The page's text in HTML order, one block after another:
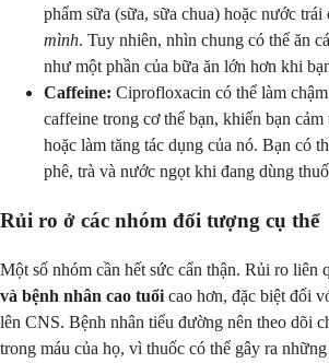
phẩm sữa (sữa, sữa chua) hoặc nước trái
mình. Tuy nhiên, nhìn chung có thể ăn
như một phần của bữa ăn lớn hơn khi
Caffeine: Ciprofloxacin có thể làm
caffeine trong cơ thể bạn, khiến bạn
hoặc làm tăng tác dụng của nó. Bạn có
phê, trà và nước ngọt khi đang dùng
Rủi ro ở các nhóm đối tượng cụ thể
Một số nhóm cần hết sức cẩn thận. Rủi ro liên
và bệnh nhân cao tuổi cao hơn, đặc biệt đối
lên CNS. Bệnh nhân tiểu đường nên theo dõi
trong máu của họ, vì thuốc có thể gây ra